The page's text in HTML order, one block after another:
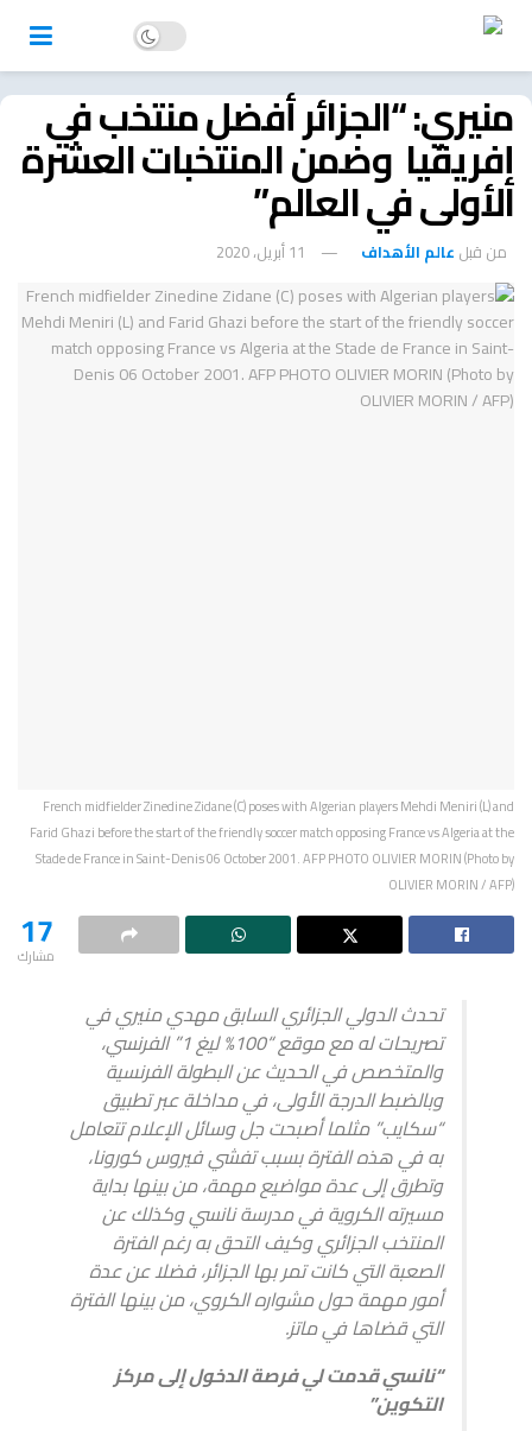
منيري: “الجزائر أفضل منتخب في
إفريقيا وضمن المنتخبات العشرة
الأولى في العالم”
من قبل عالم الأهداف 11 أبريل، 2020
French midfielder Zinedine Zidane (C) poses with Algerian players Mehdi Meniri (L) and
Farid Ghazi before the start of the friendly soccer match opposing France vs Algeria at the
Stade de France in Saint-Denis 06 October 2001. AFP PHOTO OLIVIER MORIN (Photo by
OLIVIER MORIN / AFP)
17
مشارك
تحدث الدولي الجزائري السابق مهدي منيري في
تصريحات له مع موقع “100% ليغ 1” الفرنسي،
والمتخصص في الحديث عن البطولة الفرنسية
وبالضبط الدرجة الأولى، في مداخلة عبر تطبيق
“سكايب” مثلما أصبحت جل وسائل الإعلام تتعامل
به في هذه الفترة بسبب تفشي فيروس كورونا،
وتطرق إلى عدة مواضيع مهمة، من بينها بداية
مسيرته الكروية في مدرسة نانسي وكذلك عن
المنتخب الجزائري وكيف التحق به رغم الفترة
الصعبة التي كانت تمر بها الجزائر، فضلا عن عدة
أمور مهمة حول مشواره الكروي، من بينها الفترة
التي قضاها في ماتز.
“نانسي قدمت لي فرصة الدخول إلى مركز
التكوين”